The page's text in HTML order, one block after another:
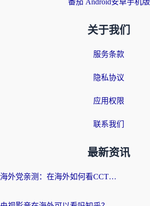
番茄 Android安卓手机版
关于我们
服务条款
隐私协议
应用权限
联系我们
最新资讯
海外党亲测：在海外如何看CCTV？告别“仅限大陆播放”的实用指南